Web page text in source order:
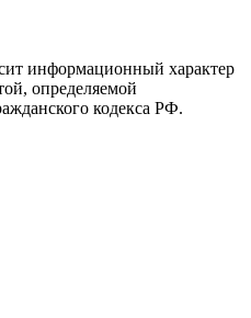
информационный характер
определяемой
кодекса РФ.